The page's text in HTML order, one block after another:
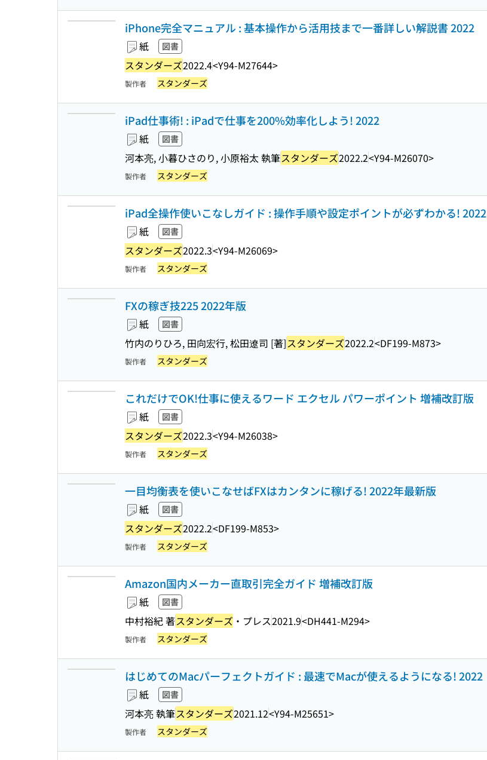
iPhone完全マニュアル : 基本操作から活用技まで一番詳しい解説書 2022
紙 図書
スタンダーズ2022.4<Y94-M27644>
製作者 スタンダーズ
iPad仕事術! : iPadで仕事を200%効率化しよう! 2022
紙 図書
河本亮, 小暮ひさのり, 小原裕太 執筆スタンダーズ2022.2<Y94-M26070>
製作者 スタンダーズ
iPad全操作使いこなしガイド : 操作手順や設定ポイントが必ずわかる! 2022
紙 図書
スタンダーズ2022.3<Y94-M26069>
製作者 スタンダーズ
FXの稼ぎ技225 2022年版
紙 図書
竹内のりひろ, 田向宏行, 松田遼司 [著]スタンダーズ2022.2<DF199-M873>
製作者 スタンダーズ
これだけでOK!仕事に使えるワード エクセル パワーポイント 増補改訂版
紙 図書
スタンダーズ2022.3<Y94-M26038>
製作者 スタンダーズ
一目均衡表を使いこなせばFXはカンタンに稼げる! 2022年最新版
紙 図書
スタンダーズ2022.2<DF199-M853>
製作者 スタンダーズ
Amazon国内メーカー直取引完全ガイド 増補改訂版
紙 図書
中村裕紀 著スタンダーズ ・プレス2021.9<DH441-M294>
製作者 スタンダーズ
はじめてのMacパーフェクトガイド : 最速でMacが使えるようになる! 2022
紙 図書
河本亮 執筆スタンダーズ2021.12<Y94-M25651>
製作者 スタンダーズ